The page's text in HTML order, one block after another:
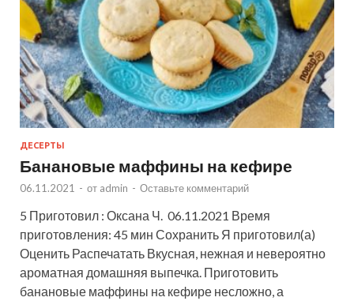
ДЕСЕРТЫ
Банановые маффины на кефире
06.11.2021 - от admin - Оставьте комментарий
5 Приготовил : Оксана Ч. 06.11.2021 Время
приготовления: 45 мин Сохранить Я приготовил(а)
Оценить Распечатать Вкусная, нежная и невероятно
ароматная домашняя выпечка. Приготовить
банановые маффины на кефире несложно, а